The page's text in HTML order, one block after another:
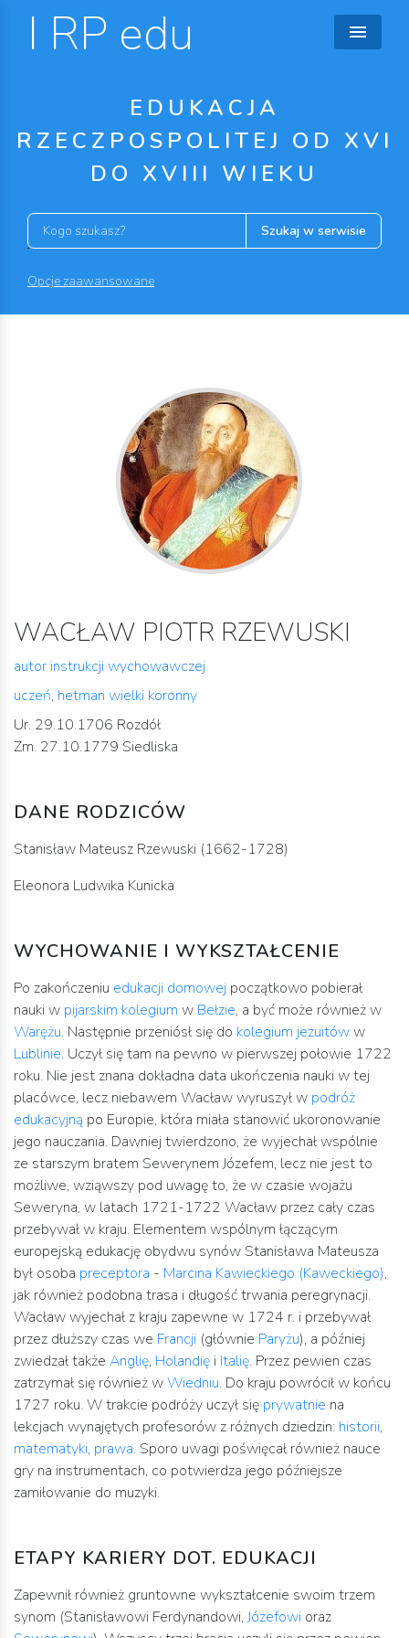
I RP edu
EDUKACJA
RZECZPOSPOLITEJ OD XVI
DO XVIII WIEKU
Szukaj w serwisie
Opcje zaawansowane
WACŁAW PIOTR RZEWUSKI
autor instrukcji wychowawczej
uczeń, hetman wielki koronny
Ur. 29.10.1706 Rozdół
Zm. 27.10.1779 Siedliska
DANE RODZICÓW
Stanisław Mateusz Rzewuski (1662-1728)
Eleonora Ludwika Kunicka
WYCHOWANIE I WYKSZTAŁCENIE
Po zakończeniu edukacji domowej początkowo pobierał
nauki w pijarskim kolegium w Bełzie, a być może również w
Warężu. Następnie przeniósł się do kolegium jezuitóww
Lublinie. Uczył się tam na pewno w pierwszej połowie 1722
roku. Nie jest znana dokładna data ukończenia nauki w tej
placówce, lecz niebawem Wacław wyruszył w podróż
edukacyjną po Europie, która miała stanowić ukoronowanie
jego nauczania. Dawniej twierdzono, że wyjechał wspólnie
ze starszym bratem Sewerynem Józefem, lecz nie jest to
możliwe, wziąwszy pod uwagę to, że w czasie wojażu
Seweryna, w latach 1721-1722 Wacław przez cały czas
przebywał w kraju. Elementem wspólnym łączącym
europejską edukację obydwu synów Stanisława Mateusza
był osoba preceptora - Marcina Kawieckiego (Kaweckiego),
jak również podobna trasa i długość trwania peregrynacji.
Wacław wyjechał z kraju zapewne w 1724 r. i przebywał
przez dłuższy czas we Francji (głównie Paryżu), a później
zwiedzał także Anglię, Holandię i Italię. Przez pewien czas
zatrzymał się również wWiedniu. Do kraju powrócił w końcu
1727 roku. W trakcie podróży uczył się prywatnie na
lekcjach wynajętych profesorów z różnych dziedzin: historii,
matematyki, prawa. Sporo uwagi poświęcał również nauce
gry na instrumentach, co potwierdza jego późniejsze
zamiłowanie do muzyki.
ETAPY KARIERY DOT. EDUKACJI
Zapewnił również gruntowne wykształcenie swoim trzem
synom (Stanisławowi Ferdynandowi,Józefowi oraz